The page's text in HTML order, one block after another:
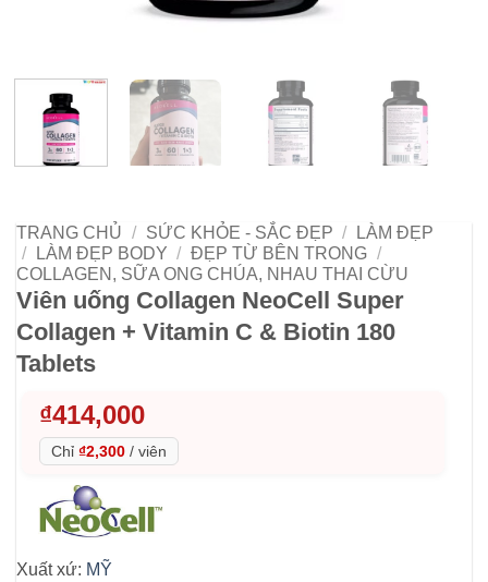
TRANG CHỦ / SỨC KHỎE - SẮC ĐẸP /
LÀM ĐẸP
/
LÀM ĐẸP BODY / ĐẸP TỪ BÊN TRONG /
COLLAGEN, SỮA ONG CHÚA, NHAU THAI CỪU
Viên uống Collagen NeoCell Super
Collagen + Vitamin C & Biotin 180
Tablets
₫414,000
Chỉ ₫2,300 / viên
Xuất xứ: MỸ